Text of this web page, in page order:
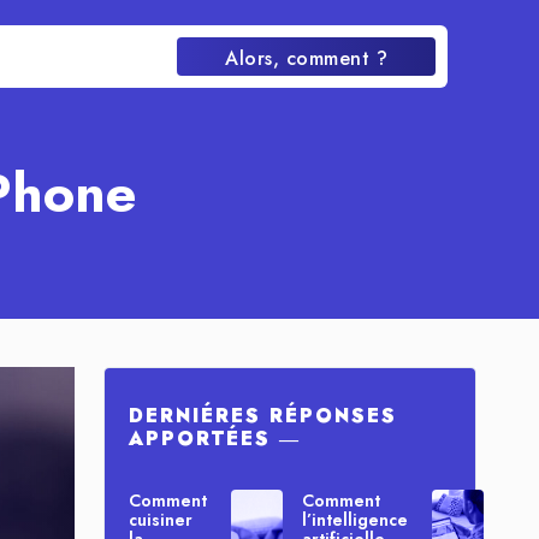
Alors, comment ?
DERNIÉRES RÉPONSES
APPORTÉES ―
Comment
cuisiner
Comment
l’intelligence